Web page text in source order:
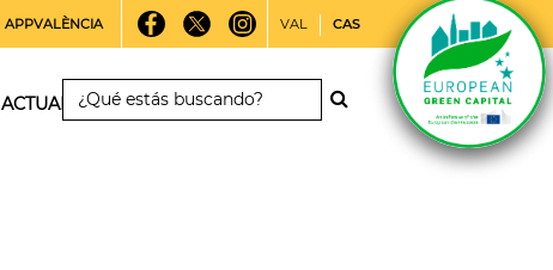
APPVALÈNCIA VAL CAS
ACTUALIDAD